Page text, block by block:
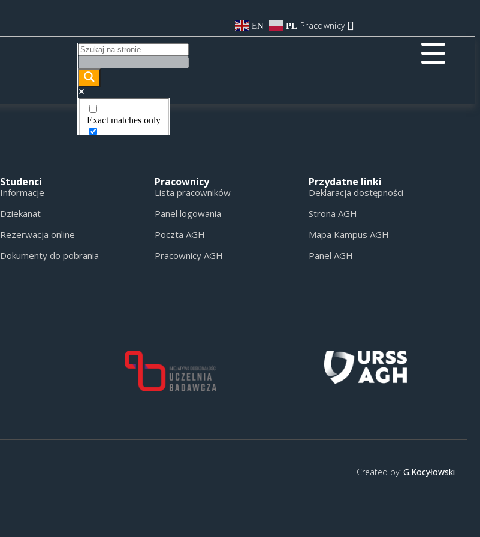
EN PL Pracownicy
Exact matches only
Studenci
Informacje
Dziekanat
Rezerwacja online
Dokumenty do pobrania
Pracownicy
Lista pracowników
Panel logowania
Poczta AGH
Pracownicy AGH
Przydatne linki
Deklaracja dostępności
Strona AGH
Mapa Kampus AGH
Panel AGH
Created by: G.Kocyłowski